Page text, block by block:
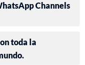
Channels
toda la